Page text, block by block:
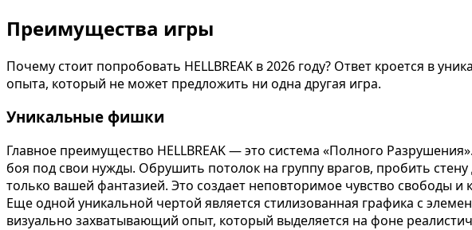
Преимущества игры
Почему стоит попробовать HELLBREAK в 2026 году? Ответ кроется в
опыта, который не может предложить ни одна другая игра.
Уникальные фишки
Главное преимущество HELLBREAK — это система «Полного
боя под свои нужды. Обрушить потолок на группу врагов, пробить
только вашей фантазией. Это создает неповторимое чувство свободы и
Еще одной уникальной чертой является стилизованная графика с
визуально захватывающий опыт, который выделяется на фоне